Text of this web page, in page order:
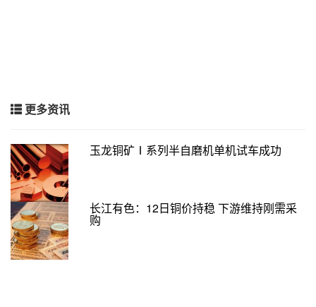
更多资讯
玉龙铜矿Ⅰ系列半自磨机单机试车成功
长江有色：12日铜价持稳 下游维持刚需采
购